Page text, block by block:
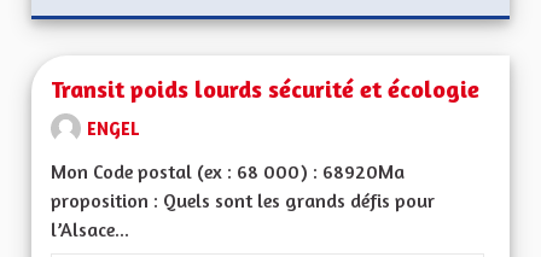
Transit poids lourds sécurité et écologie
ENGEL
Mon Code postal (ex : 68 000) : 68920Ma
proposition : Quels sont les grands défis pour
l’Alsace...